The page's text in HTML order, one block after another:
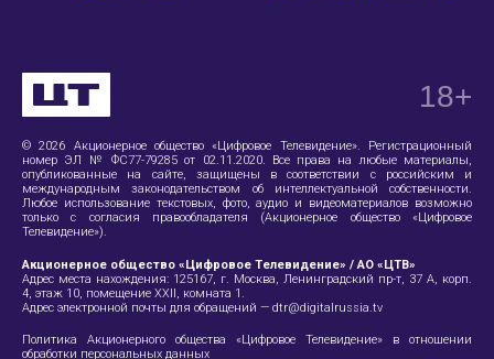
© 2026 Акционерное общество «Цифровое Телевидение». Регистрационный
номер ЭЛ № ФС77-79285 от 02.11.2020. Все права на любые материалы,
опубликованные на сайте, защищены в соответствии с российским и
международным законодательством об интеллектуальной собственности.
Любое использование текстовых, фото, аудио и видеоматериалов возможно
только с согласия правообладателя (Акционерное общество «Цифровое
Телевидение»).
Акционерное общество «Цифровое Телевидение» / АО «ЦТВ»
Адрес места нахождения: 125167, г. Москва, Ленинградский пр-т, 37 А , корп.
4, этаж 10, помещение XXII, комната 1.
Адрес электронной почты для обращений — dtr@digitalrussia.tv
Политика Акционерного общества «Цифровое Телевидение» в отношении
обработки персональных данных
18+